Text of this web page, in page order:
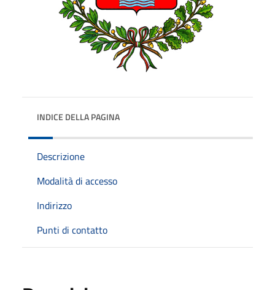
INDICE DELLA PAGINA
Descrizione
Modalità di accesso
Indirizzo
Punti di contatto